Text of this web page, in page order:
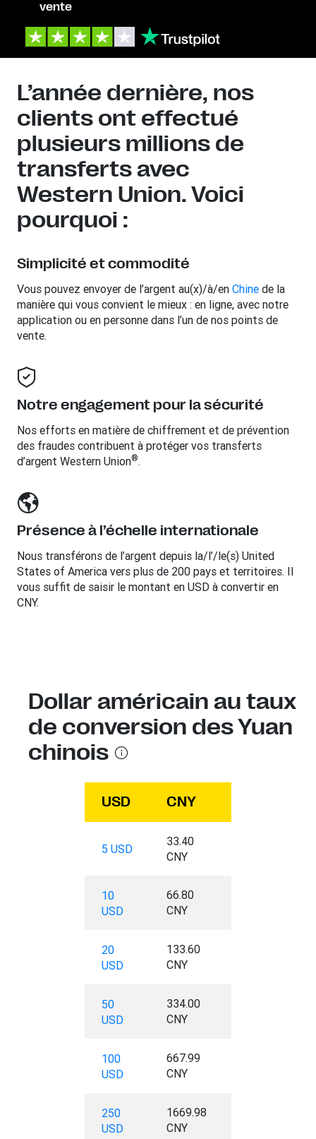
vente
L’année dernière, nos
clients ont effectué
plusieurs millions de
transferts avec
Western Union. Voici
pourquoi :
Simplicité et commodité
Vous pouvez envoyer de l’argent au(x)/à/en Chine de la
manière qui vous convient le mieux : en ligne, avec notre
application ou en personne dans l’un de nos points de
vente.
Notre engagement pour la sécurité
Nos efforts en matière de chiffrement et de prévention
des fraudes contribuent à protéger vos transferts
d’argent Western Union®.
Présence à l’échelle internationale
Nous transférons de l’argent depuis la/l’/le(s) United
States of America vers plus de 200 pays et territoires. Il
vous suffit de saisir le montant en USD à convertir en
CNY.
Dollar américain au taux
de conversion des Yuan
chinois
USD CNY
5 USD
33.40
CNY
10
USD
66.80
CNY
20
USD
133.60
CNY
50
USD
334.00
CNY
100
USD
667.99
CNY
250
USD
1669.98
CNY